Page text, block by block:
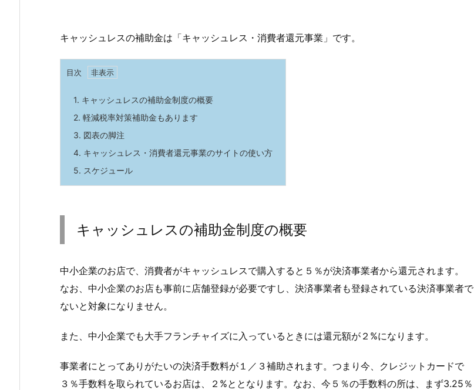
キャッシュレスの補助金は「キャッシュレス・消費者還元事業」です。
目次
1. キャッシュレスの補助金制度の概要
2. 軽減税率対策補助金もあります
3. 図表の脚注
4. キャッシュレス・消費者還元事業のサイトの使い方
5. スケジュール
キャッシュレスの補助金制度の概要
中小企業のお店で、消費者がキャッシュレスで購入すると５％が決済事業者から還元されます。
なお、中小企業のお店も事前に店舗登録が必要ですし、決済事業者も登録されている決済事業者で
ないと対象になりません。
また、中小企業でも大手フランチャイズに入っているときには還元額が２%になります。
事業者にとってありがたいの決済手数料が１／３補助されます。つまり今、クレジットカードで
３％手数料を取られているお店は、２%ととなります。なお、今５％の手数料の所は、まず3.25％